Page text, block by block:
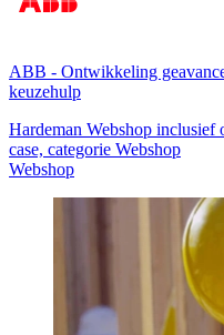
ABB - Ontwikkeling
keuzehulp
Hardeman Webshop inclusief
case, categorie Webshop
Webshop